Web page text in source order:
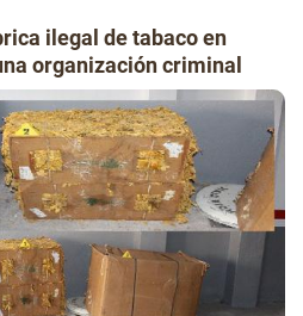
ilegal de tabaco en
organización criminal